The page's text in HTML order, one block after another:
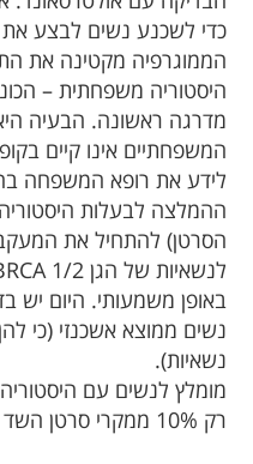
כדי לשכנע נשים לבצע את
הממוגרפיה מקטינה את
היסטוריה משפחתית –
מדרגה ראשונה. הבעיה
המשפחתיים אינו קיים
לידע את רופא המשפחה
ההמלצה לבעלות
הסרטן) להתחיל את
באופן משמעותי. היום יש
נשים ממוצא אשכנזי (כי
נשאיות).
מומלץ לנשים עם
רק 10% ממקרי סרטן השד הם על רקע גנטי.